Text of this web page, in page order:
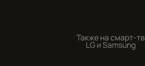
Также на смарт-тв
LG и Samsung